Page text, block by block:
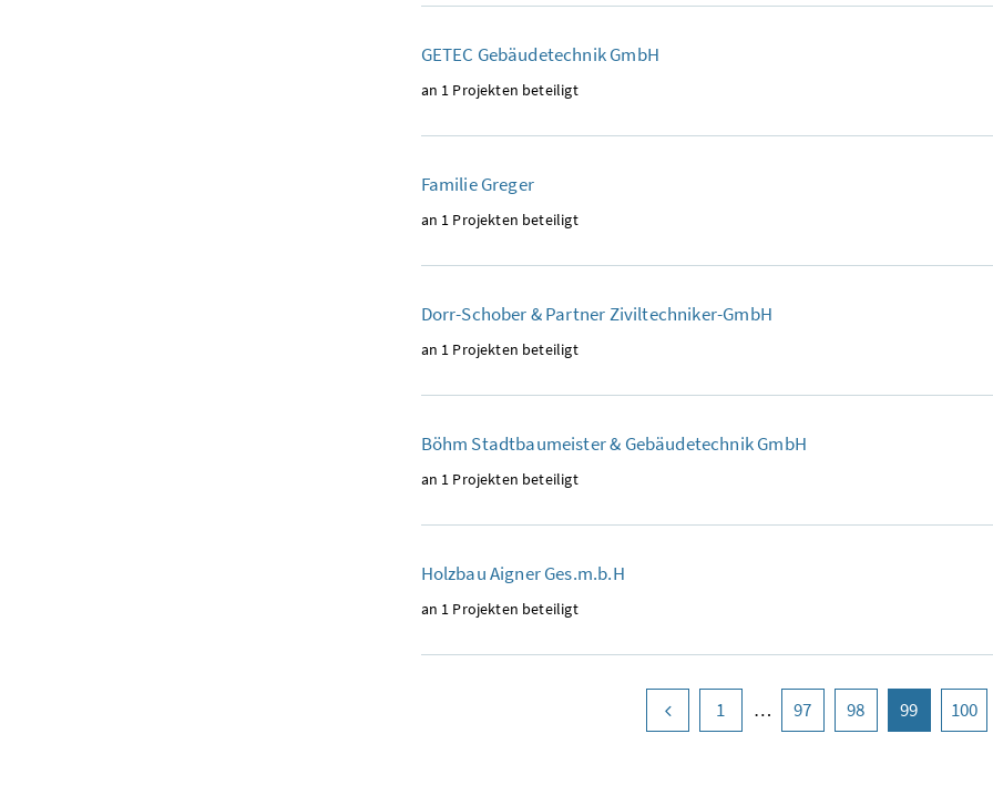
GETEC Gebäudetechnik GmbH
an 1 Projekten beteiligt
Familie Greger
an 1 Projekten beteiligt
Dorr-Schober & Partner Ziviltechniker-GmbH
an 1 Projekten beteiligt
Böhm Stadtbaumeister & Gebäudetechnik GmbH
an 1 Projekten beteiligt
Holzbau Aigner Ges.m.b.H
an 1 Projekten beteiligt
vorige Seite
Seite
1 Seite
97 Seite
98 Seite
99 (aktuell)
Seite
100